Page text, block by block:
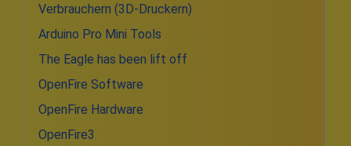
Verbrauchern (3D-Druckern)
Arduino Pro Mini Tools
The Eagle has been lift off
OpenFire Software
OpenFire Hardware
OpenFire3